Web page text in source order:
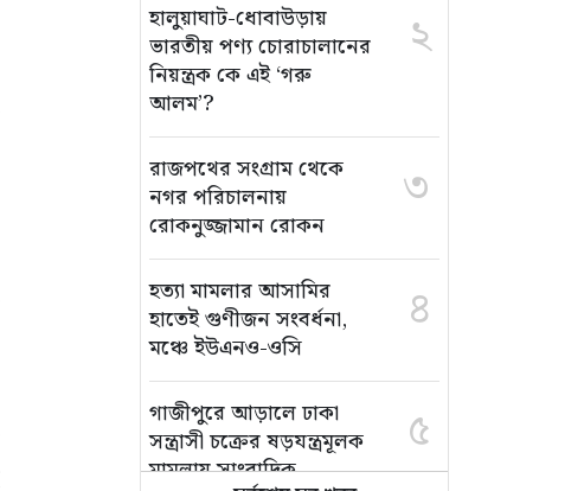
হালুয়াঘাট-ধোবাউড়ায়
ভারতীয় পণ্য চোরাচালানের
নিয়ন্ত্রক কে এই ‘গরু
আলম’?
২
রাজপথের সংগ্রাম থেকে
নগর পরিচালনায়
রোকনুজ্জামান রোকন
৩
হত্যা মামলার আসামির
হাতেই গুণীজন সংবর্ধনা,
মঞ্চে ইউএনও-ওসি
৪
গাজীপুরে আড়ালে ঢাকা
সন্ত্রাসী চক্রের ষড়যন্ত্রমূলক
মামলায় সাংবাদিক
৫